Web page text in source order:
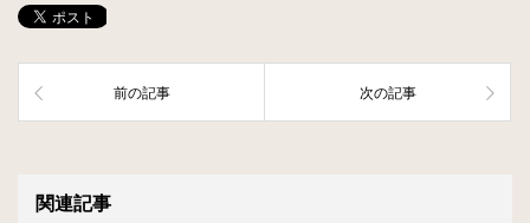
前の記事 次の記事
関連記事